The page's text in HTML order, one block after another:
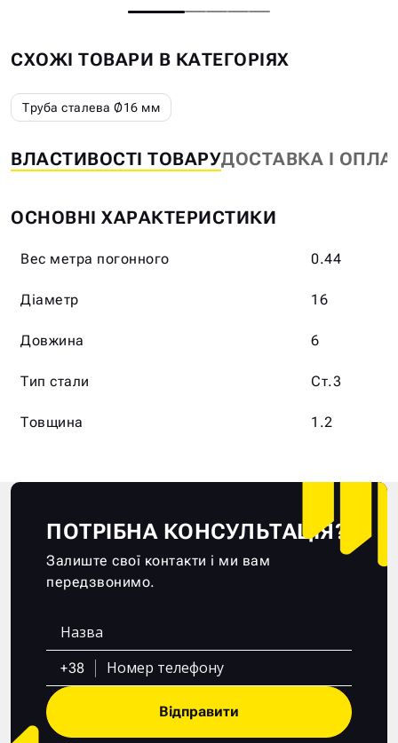
СХОЖІ ТОВАРИ В КАТЕГОРІЯХ
Труба сталева Ø16 мм
ВЛАСТИВОСТІ ТОВАРУДОСТАВКА І
ОСНОВНІ ХАРАКТЕРИСТИКИ
Вес метра погонного 0.44
Діаметр 16
Довжина 6
Тип стали Ст.3
Товщина 1.2
ПОТРІБНА КОНСУЛЬТАЦІЯ?
Залиште свої контакти і ми вам
передзвонимо.
+38
Відправити